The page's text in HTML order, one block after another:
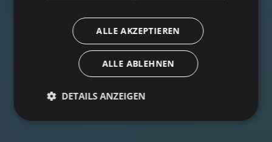
ALLE AKZEPTIEREN
ALLE ABLEHNEN
DETAILS ANZEIGEN